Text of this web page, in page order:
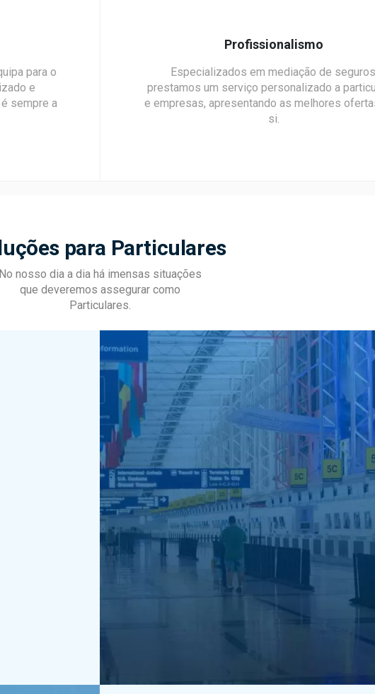
para o
e
sempre a
Profissionalismo
Especializados em mediação de
prestamos um serviço personalizado a
e empresas, apresentando as melhores
si.
para Particulares
No nosso dia a dia há imensas situações
que deveremos assegurar como
Particulares.